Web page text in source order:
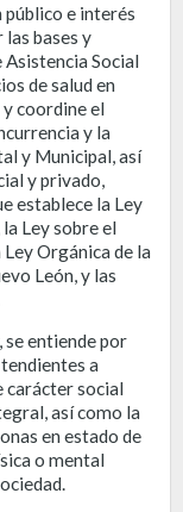
público e interés
bases y
Social
de salud en
coordine el
y la
y Municipal, así
y privado,
establece la Ley
la Ley sobre el
Orgánica de la
León, y las
se entiende por
a
carácter social
así como la
en estado de
o mental